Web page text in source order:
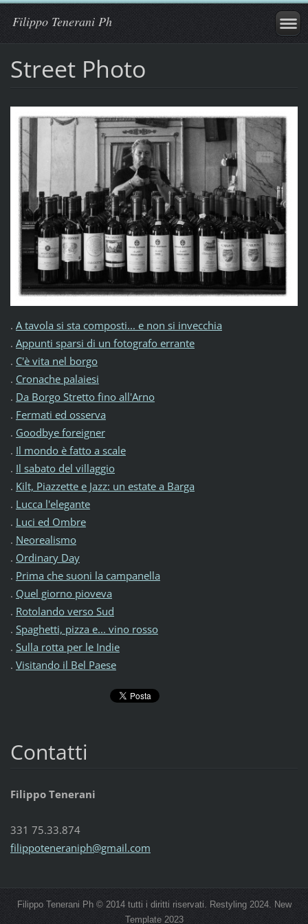
Filippo Tenerani Ph
Street Photo
. A tavola si sta composti... e non si invecchia
. Appunti sparsi di un fotografo errante
. C'è vita nel borgo
. Cronache palaiesi
. Da Borgo Stretto fino all'Arno
. Fermati ed osserva
. Goodbye foreigner
. Il mondo è fatto a scale
. Il sabato del villaggio
. Kilt, Piazzette e Jazz: un estate a Barga
. Lucca l'elegante
. Luci ed Ombre
. Neorealismo
. Ordinary Day
. Prima che suoni la campanella
. Quel giorno pioveva
. Rotolando verso Sud
. Spaghetti, pizza e... vino rosso
. Sulla rotta per le Indie
. Visitando il Bel Paese
Contatti
Filippo Tenerani
331 75.33.874
filippoteneraniph@gmail.com
Filippo Tenerani Ph © 2014 tutti i diritti riservati. Restyling 2024. New
Template 2023